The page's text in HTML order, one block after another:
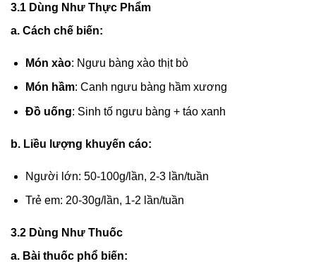
3.1 Dùng Như Thực Phẩm
a. Cách chế biến:
Món xào: Ngưu bàng xào thịt bò
Món hầm: Canh ngưu bàng hầm xương
Đồ uống: Sinh tố ngưu bàng + táo xanh
b. Liều lượng khuyến cáo:
Người lớn: 50-100g/lần, 2-3 lần/tuần
Trẻ em: 20-30g/lần, 1-2 lần/tuần
3.2 Dùng Như Thuốc
a. Bài thuốc phổ biến: